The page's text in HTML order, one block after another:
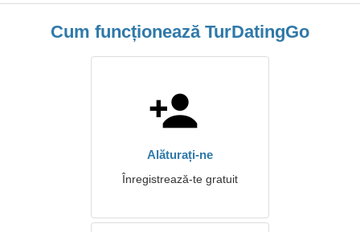
Cum funcționează TurDatingGo
Alăturați-ne
Înregistrează-te gratuit